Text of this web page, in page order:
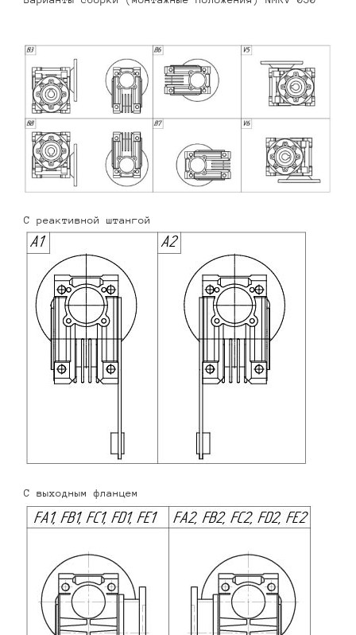
С реактивной штангой
С выходным фланцем